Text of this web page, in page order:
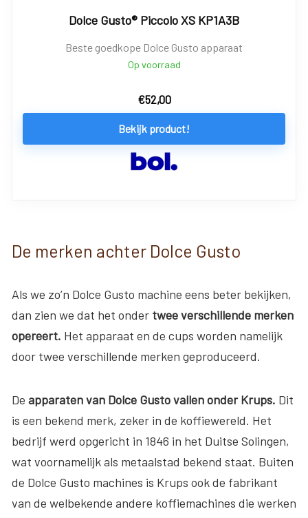
Dolce Gusto® Piccolo XS KP1A3B
Beste goedkope Dolce Gusto apparaat
Op voorraad
€52,00
Bekijk product!
De merken achter Dolce Gusto
Als we zo’n Dolce Gusto machine eens beter bekijken,
dan zien we dat het onder twee verschillende merken
opereert. Het apparaat en de cups worden namelijk
door twee verschillende merken geproduceerd.
De apparaten van Dolce Gusto vallen onder Krups. Dit
is een bekend merk, zeker in de koffiewereld. Het
bedrijf werd opgericht in 1846 in het Duitse Solingen,
wat voornamelijk als metaalstad bekend staat. Buiten
de Dolce Gusto machines is Krups ook de fabrikant
van de welbekende andere koffiemachines die werken